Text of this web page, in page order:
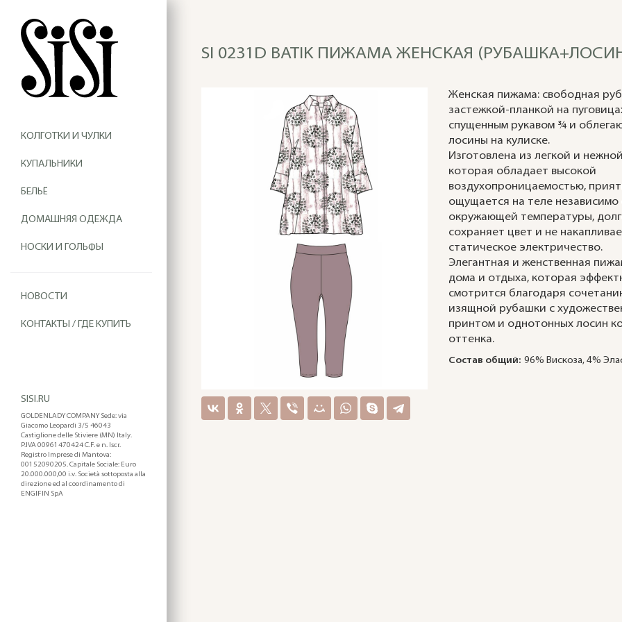
КОЛГОТКИ И ЧУЛКИ
КУПАЛЬНИКИ
БЕЛЬЁ
ДОМАШНЯЯ ОДЕЖДА
НОСКИ И ГОЛЬФЫ
НОВОСТИ
КОНТАКТЫ / ГДЕ КУПИТЬ
SISI.RU
GOLDENLADY COMPANY Sede: via
Giacomo Leopardi 3/5 46043
Castiglione delle Stiviere (MN) Italy.
P.IVA 00961470424 C.F. e n. Iscr.
Registro Imprese di Mantova:
00152090205. Capitale Sociale: Euro
20.000.000,00 i.v. Società sottoposta alla
direzione ed al coordinamento di
ENGIFIN SpA
SI 0231D BATIK ПИЖАМА ЖЕНСКАЯ
Женская пижама: свободная
застежкой-планкой на
спущенным рукавом ¾ и
лосины на кулиске.
Изготовлена из легкой и
которая обладает высокой
воздухопроницаемостью,
ощущается на теле независимо
окружающей температуры,
сохраняет цвет и не
статическое электричество.
Элегантная и женственная
дома и отдыха, которая
смотрится благодаря
изящной рубашки с
принтом и однотонных лосин
оттенка.
Состав общий: 96% Вискоза, 4%